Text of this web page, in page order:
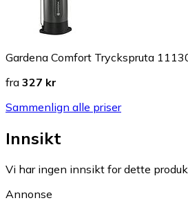
Gardena Comfort Tryckspruta
fra 327 kr
Sammenlign alle priser
Innsikt
Vi har ingen innsikt for dette
Annonse